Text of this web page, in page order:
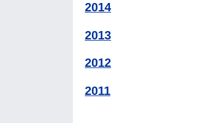
2014
2013
2012
2011